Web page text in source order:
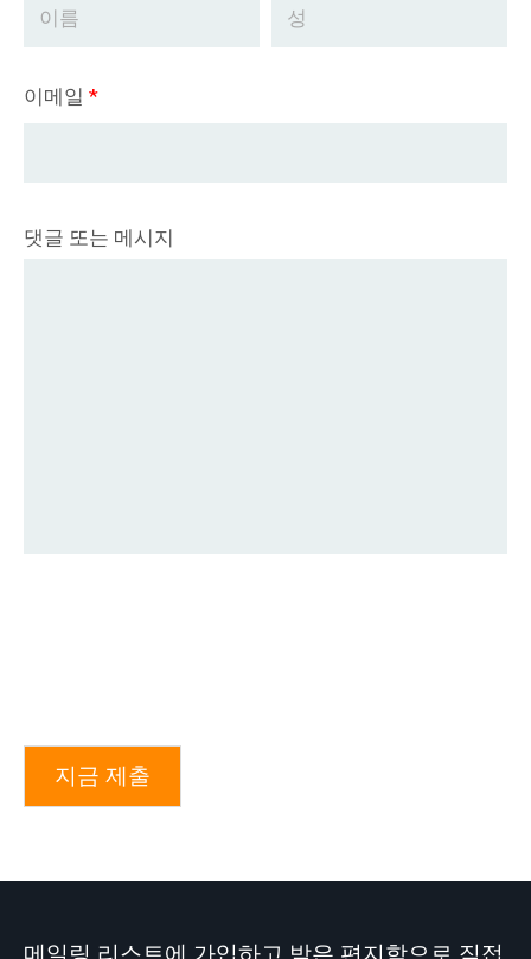
이메일 *
댓글 또는 메시지
지금 제출